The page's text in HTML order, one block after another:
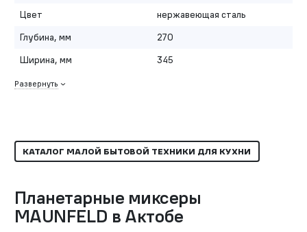
Цвет
нержавеющая сталь
Глубина, мм
270
Ширина, мм
345
Развернуть
КАТАЛОГ МАЛОЙ БЫТОВОЙ ТЕХНИКИ ДЛЯ КУХНИ
Планетарные миксеры
MAUNFELD в Актобе